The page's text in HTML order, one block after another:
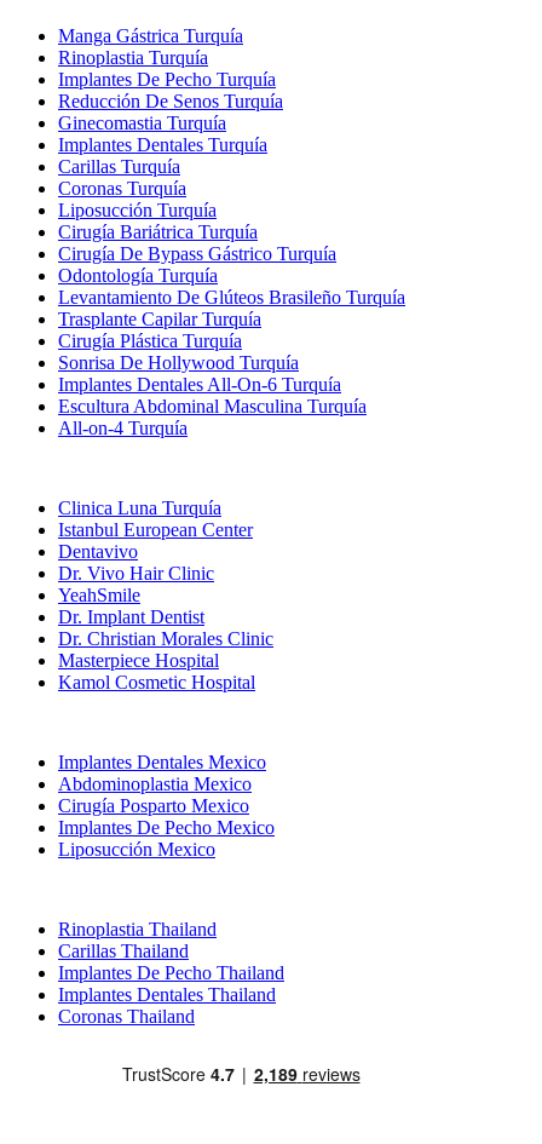
Manga Gástrica Turquía
Rinoplastia Turquía
Implantes De Pecho Turquía
Reducción De Senos Turquía
Ginecomastia Turquía
Implantes Dentales Turquía
Carillas Turquía
Coronas Turquía
Liposucción Turquía
Cirugía Bariátrica Turquía
Cirugía De Bypass Gástrico Turquía
Odontología Turquía
Levantamiento De Glúteos Brasileño Turquía
Trasplante Capilar Turquía
Cirugía Plástica Turquía
Sonrisa De Hollywood Turquía
Implantes Dentales All-On-6 Turquía
Escultura Abdominal Masculina Turquía
All-on-4 Turquía
Clinica Luna Turquía
Istanbul European Center
Dentavivo
Dr. Vivo Hair Clinic
YeahSmile
Dr. Implant Dentist
Dr. Christian Morales Clinic
Masterpiece Hospital
Kamol Cosmetic Hospital
Implantes Dentales Mexico
Abdominoplastia Mexico
Cirugía Posparto Mexico
Implantes De Pecho Mexico
Liposucción Mexico
Rinoplastia Thailand
Carillas Thailand
Implantes De Pecho Thailand
Implantes Dentales Thailand
Coronas Thailand